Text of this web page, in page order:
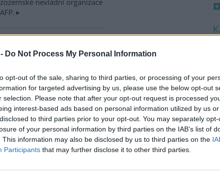
Do Not Process My Personal Information
opt-out of the sale, sharing to third parties, or processing of your
for targeted advertising by us, please use the below opt-out
selection. Please note that after your opt-out request is processed
interest-based ads based on personal information utilized by us
to third parties prior to your opt-out. You may separately
of your personal information by third parties on the IAB’s list of
This information may also be disclosed by us to third parties on the
Participants that may further disclose it to other third parties.
řeky minimální průtoky
jihočeských řekách historicky
průtok vody. Nejhorší je
v rovinatých oblastech,
na Českobudějovicku. ČTK
krajině,
12